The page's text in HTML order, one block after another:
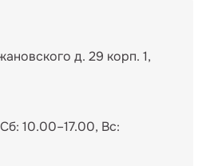
д. 29 корп. 1,
10.00–17.00, Вс: